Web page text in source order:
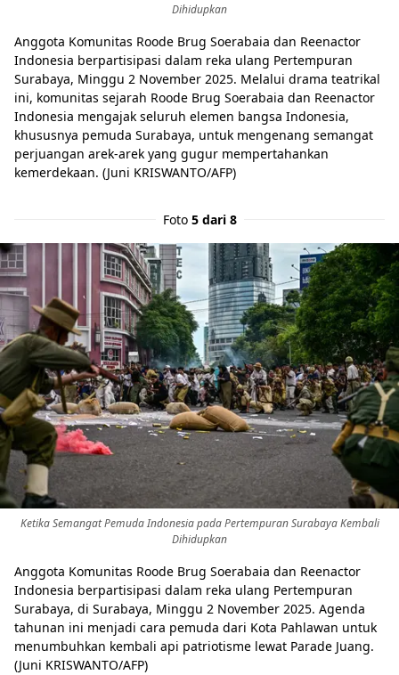
Dihidupkan
Anggota Komunitas Roode Brug Soerabaia dan Reenactor
Indonesia berpartisipasi dalam reka ulang Pertempuran
Surabaya, Minggu 2 November 2025. Melalui drama teatrikal
ini, komunitas sejarah Roode Brug Soerabaia dan Reenactor
Indonesia mengajak seluruh elemen bangsa Indonesia,
khususnya pemuda Surabaya, untuk mengenang semangat
perjuangan arek-arek yang gugur mempertahankan
kemerdekaan. (Juni KRISWANTO/AFP)
Foto 5 dari 8
Ketika Semangat Pemuda Indonesia pada Pertempuran Surabaya Kembali
Dihidupkan
Anggota Komunitas Roode Brug Soerabaia dan Reenactor
Indonesia berpartisipasi dalam reka ulang Pertempuran
Surabaya, di Surabaya, Minggu 2 November 2025. Agenda
tahunan ini menjadi cara pemuda dari Kota Pahlawan untuk
menumbuhkan kembali api patriotisme lewat Parade Juang.
(Juni KRISWANTO/AFP)
Share to others
Pinterest
Mail